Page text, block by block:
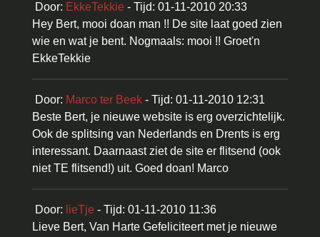
Door: EkkeTekkie - Tijd: 01-11-2010 20:33
Hey Bert, mooi doan man !! De site laat goed zien
wie en wat je bent. Nogmaals: mooi !! Groet'n
EkkeTekkie
Door: Marco ter Beek - Tijd: 01-11-2010 12:31
Beste Bert, je nieuwe website is erg overzichtelijk.
Ook de splitsing van Nederlands en Drents is erg
interessant. Daarnaast ziet de site er flitsend (ook
niet TE flitsend!) uit. Goed doan! Marco
Door: lieTje - Tijd: 01-11-2010 11:36
Lieve Bert, Van Harte Gefeliciteert met je nieuwe